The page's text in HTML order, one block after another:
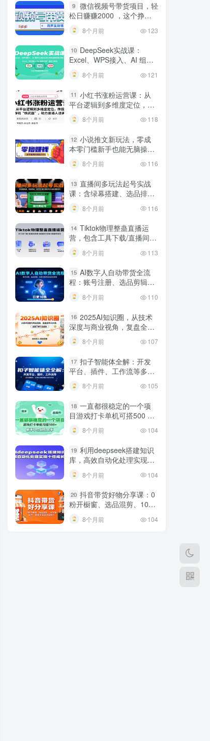
9 微信视频号带货项目，轻
松日赚赚2000 ，这个挣钱
入口很多伙伴都在闷声发财
8个月前 123
10 DeepSeek实战课：
Excel、WPS接入、AI 组合
工具与小红书批量做笔记技
巧
8个月前 121
11 小红书涨粉运营课：从
平台逻辑到多维度定位，传
人逆袭8个月前 118
12 小说推文新玩法，零成
本零门槛新手也能无脑操
8个月前 116
13 直播间多玩法起号实战
课：含绿幕搭建、选品排
规调整技巧
8个月前 116
14 Tiktok物理整蛊直播运
营，包含工具下载/直播间搭
建/直播素材获取/跟播思路
等
8个月前 113
15 AI数字人自动带货全流
程：账号注册、选品剪辑，
日更10条作品自动化变现
8个月前 110
16 2025AI知识圈，从技术
深度与商业视角，复盘全年
AI大事，全面了解行业趋势
8个月前 107
17 扣子智能体全解：开发
平台、插件、工作流等多方
发布内容
8个月前 105
18 一直都很稳定的一个项
目游戏打卡单机可搭500 ，
8个月前 104
19 利用deepseek搭建知识
库，高效自动化处理实现十
倍成长！
8个月前 104
20 抖音带货好物分享课：0
粉开橱窗、选品混剪、1000
粉起号，解锁多渠道变现技
巧
8个月前 104